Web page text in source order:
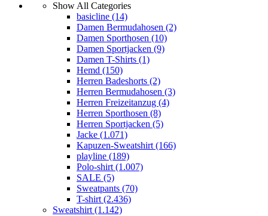
Show All Categories
basicline (14)
Damen Bermudahosen (2)
Damen Sporthosen (10)
Damen Sportjacken (9)
Damen T-Shirts (1)
Hemd (150)
Herren Badeshorts (2)
Herren Bermudahosen (3)
Herren Freizeitanzug (4)
Herren Sporthosen (8)
Herren Sportjacken (5)
Jacke (1.071)
Kapuzen-Sweatshirt(166)
playline (189)
Polo-shirt(1.007)
SALE (5)
Sweatpants (70)
T-shirt(2.436)
Sweatshirt(1.142)